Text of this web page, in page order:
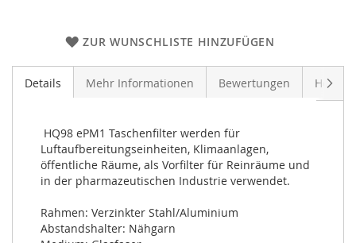
ZUR WUNSCHLISTE HINZUFÜGEN
Details Mehr Informationen Bewertungen
Luftaufbereitungseinheiten, Klimaanlagen,
öffentliche Räume, als Vorfilter für Reinräume und
in der pharmazeutischen Industrie verwendet.
Rahmen: Verzinkter Stahl/Aluminium
Abstandshalter: Nähgarn